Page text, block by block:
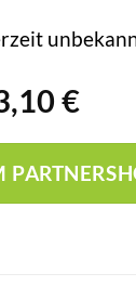
€
€
ist: